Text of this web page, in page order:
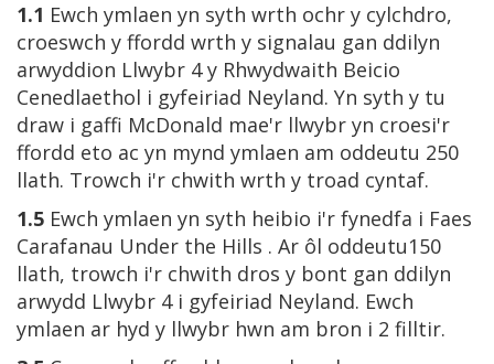
1.1 Ewch ymlaen yn syth wrth ochr y cylchdro,
croeswch y ffordd wrth y signalau gan ddilyn
arwyddion Llwybr 4 y Rhwydwaith Beicio
Cenedlaethol i gyfeiriad Neyland. Yn syth y tu
draw i gaffi McDonald mae'r llwybr yn croesi'r
ffordd eto ac yn mynd ymlaen am oddeutu 250
llath. Trowch i'r chwith wrth y troad cyntaf.
1.5 Ewch ymlaen yn syth heibio i'r fynedfa i Faes
Carafanau Under the Hills . Ar ôl oddeutu150
llath, trowch i'r chwith dros y bont gan ddilyn
arwydd Llwybr 4 i gyfeiriad Neyland. Ewch
ymlaen ar hyd y llwybr hwn am bron i 2 filltir.